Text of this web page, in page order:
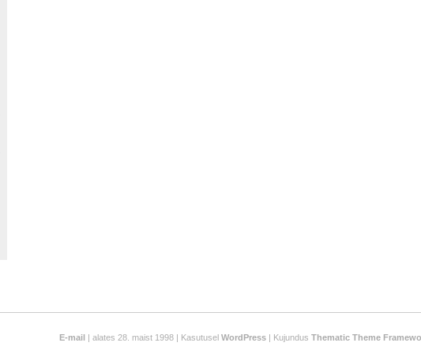
E-mail| alates 28. maist 1998 | Kasutusel WordPress| Kujundus Thematic Theme